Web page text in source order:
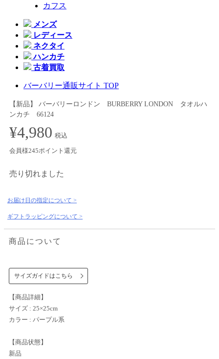
カフス
メンズ
レディース
ネクタイ
ハンカチ
古着買取
バーバリー通販サイト TOP
【新品】 バーバリーロンドン BURBERRY LONDON タオルハ
ンカチ 66124
¥4,980 税込
会員様245ポイント還元
売り切れました
お届け日の指定について >
ギフトラッピングについて >
商品について
サイズガイドはこちら
【商品詳細】
サイズ : 25×25cm
カラー : パープル系
【商品状態】
新品